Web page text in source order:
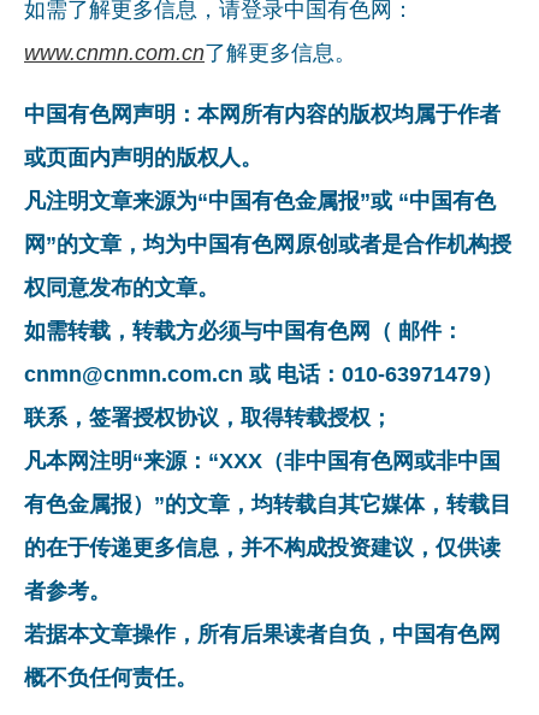
如需了解更多信息，请登录中国有色网：
www.cnmn.com.cn了解更多信息。
中国有色网声明：本网所有内容的版权均属于作者
或页面内声明的版权人。
凡注明文章来源为“中国有色金属报”或 “中国有色
网”的文章，均为中国有色网原创或者是合作机构授
权同意发布的文章。
如需转载，转载方必须与中国有色网（ 邮件：
cnmn@cnmn.com.cn 或 电话：010-63971479）
联系，签署授权协议，取得转载授权；
凡本网注明“来源：“XXX（非中国有色网或非中国
有色金属报）”的文章，均转载自其它媒体，转载目
的在于传递更多信息，并不构成投资建议，仅供读
者参考。
若据本文章操作，所有后果读者自负，中国有色网
概不负任何责任。